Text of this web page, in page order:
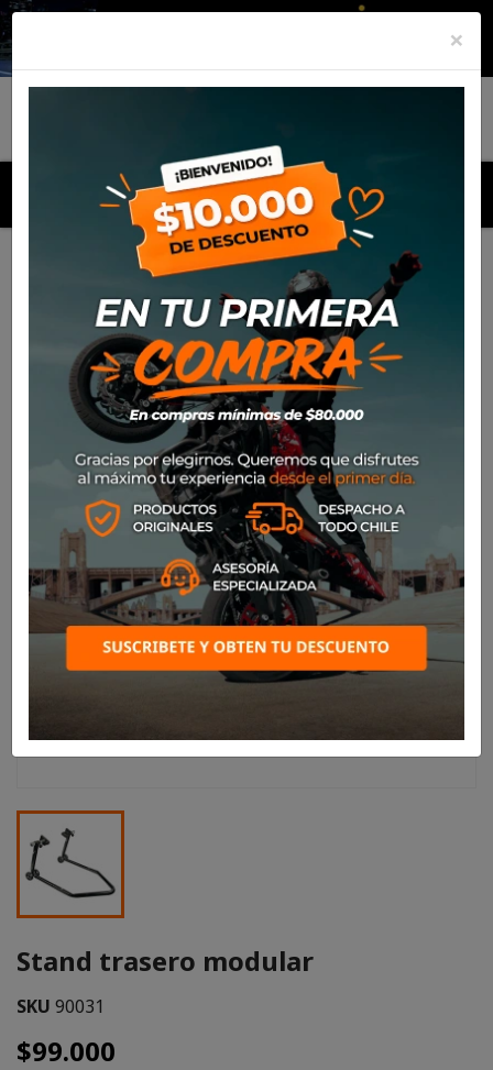
MENU
Productos Stand trasero modular
Stand trasero modular
SKU 90031
$99.000
×